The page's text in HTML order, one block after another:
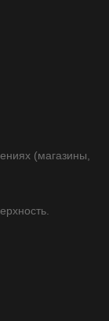
(магазины,